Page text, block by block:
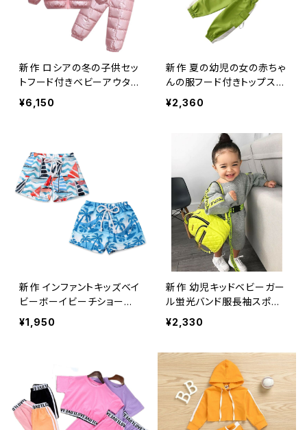
新作 ロシアの冬の子供セッ
トフード付きベビーアウター
+ウォームパンツ2個スノー
スーツ防水コートオーバー
¥6,150
新作 夏の幼児の女の赤ちゃ
んの服フード付きトップスパ
ンツスポーツウェア衣装トラ
ックスーツ1-6Y
¥2,360
新作 インファントキッズベイ
ビーボーイビーチショーツ
ジョガーショートパンツボト
ムススポーツ水着0-4Y
¥1,950
新作 幼児キッドベビーガー
ル蛍光バンド服長袖スポー
ツドレスブラウスプルオーバ
ードレス+ベルト1-5Y
¥2,330